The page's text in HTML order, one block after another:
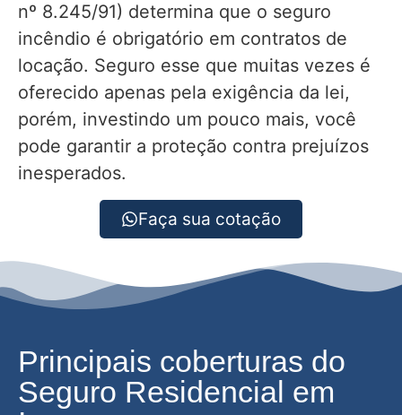
nº 8.245/91) determina que o seguro
incêndio é obrigatório em contratos de
locação. Seguro esse que muitas vezes é
oferecido apenas pela exigência da lei,
porém, investindo um pouco mais, você
pode garantir a proteção contra prejuízos
inesperados.
Faça sua cotação
Principais coberturas do
Seguro Residencial em